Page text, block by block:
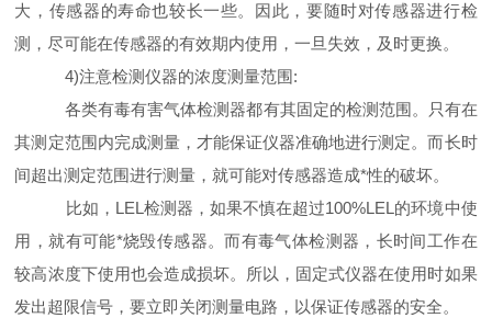
大，传感器的寿命也较长一些。因此，要随时对传感器进行检
测，尽可能在传感器的有效期内使用，一旦失效，及时更换。
4)注意检测仪器的浓度测量范围:
各类有毒有害气体检测器都有其固定的检测范围。只有在
其测定范围内完成测量，才能保证仪器准确地进行测定。而长时
间超出测定范围进行测量，就可能对传感器造成*性的破坏。
比如，LEL检测器，如果不慎在超过100%LEL的环境中使
用，就有可能*烧毁传感器。而有毒气体检测器，长时间工作在
较高浓度下使用也会造成损坏。所以，固定式仪器在使用时如果
发出超限信号，要立即关闭测量电路，以保证传感器的安全。